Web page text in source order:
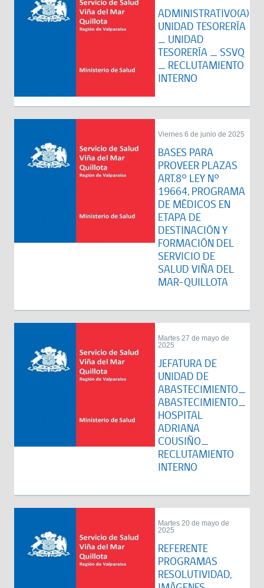
ADMINISTRATIVO(A)
UNIDAD TESORERÍA
_ UNIDAD
TESORERÍA _ SSVQ
_ RECLUTAMIENTO
INTERNO
Viernes 6 de junio de 2025
BASES PARA
PROVEER PLAZAS
ART.8° LEY N°
19664, PROGRAMA
DE MÉDICOS EN
ETAPA DE
DESTINACIÓN Y
FORMACIÓN DEL
SERVICIO DE
SALUD VIÑA DEL
MAR-QUILLOTA
Martes 27 de mayo de
2025
JEFATURA DE
UNIDAD DE
ABASTECIMIENTO_
ABASTECIMIENTO_
HOSPITAL
ADRIANA
COUSIÑO_
RECLUTAMIENTO
INTERNO
Martes 20 de mayo de
2025
REFERENTE
PROGRAMAS
RESOLUTIVIDAD,